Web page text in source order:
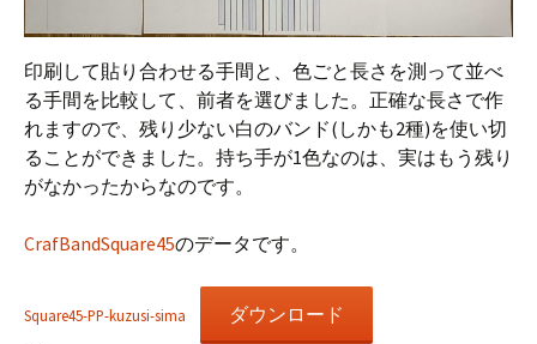
印刷して貼り合わせる手間と、色ごと長さを測って並べ
る手間を比較して、前者を選びました。正確な長さで作
れますので、残り少ない白のバンド(しかも2種)を使い切
ることができました。持ち手が1色なのは、実はもう残り
がなかったからなのです。
CrafBandSquare45のデータです。
Square45-PP-kuzusi-sima
ダウンロード